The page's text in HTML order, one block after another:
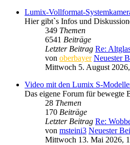
Lumix-Vollformat-
Hier gibt`s Infos und
349 Themen
6541 Beiträge
Letzter Beitrag Re:
von oberbayer Neuester
Mittwoch 5. August
Video mit den Lumix S-
Das eigene Forum für bewegte
28 Themen
170 Beiträge
Letzter Beitrag Re:
von msteini3 Neuester
Mittwoch 13. Mai 2026,